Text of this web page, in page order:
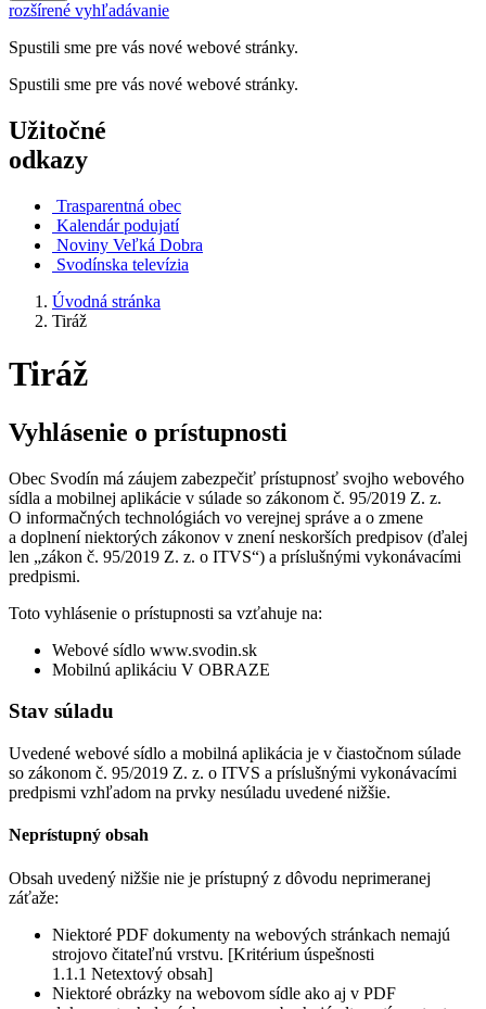
rozšírené vyhľadávanie
Spustili sme pre vás nové webové stránky.
Spustili sme pre vás nové webové stránky.
Užitočné
odkazy
Trasparentná obec
Kalendár podujatí
Noviny Veľká Dobra
Svodínska televízia
Úvodná stránka
Tiráž
Tiráž
Vyhlásenie o prístupnosti
Obec Svodín má záujem zabezpečiť prístupnosť svojho webového
sídla a mobilnej aplikácie v súlade so zákonom č. 95/2019 Z. z.
O informačných technológiách vo verejnej správe a o zmene
a doplnení niektorých zákonov v znení neskorších predpisov (ďalej
len „zákon č. 95/2019 Z. z. o ITVS“) a príslušnými vykonávacími
predpismi.
Toto vyhlásenie o prístupnosti sa vzťahuje na:
Webové sídlo www.svodin.sk
Mobilnú aplikáciu V OBRAZE
Stav súladu
Uvedené webové sídlo a mobilná aplikácia je v čiastočnom súlade
so zákonom č. 95/2019 Z. z. o ITVS a príslušnými vykonávacími
predpismi vzhľadom na prvky nesúladu uvedené nižšie.
Neprístupný obsah
Obsah uvedený nižšie nie je prístupný z dôvodu neprimeranej
záťaže:
Niektoré PDF dokumenty na webových stránkach nemajú
strojovo čitateľnú vrstvu. [Kritérium úspešnosti
1.1.1 Netextový obsah]
Niektoré obrázky na webovom sídle ako aj v PDF